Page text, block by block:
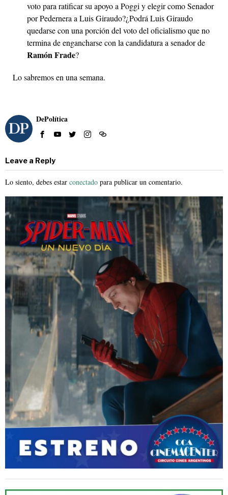
voto para ratificar su apoyo a Poggi y elegir como Senador
por Pedernera a Luis Giraudo?¿Podrá Luis Giraudo
quedarse con una porción del voto del oficialismo que no
termina de engancharse con la candidatura a senador de
Ramón Frade?
Lo sabremos en una semana.
DePolítica
Leave a Reply
Lo siento, debes estar conectado para publicar un comentario.